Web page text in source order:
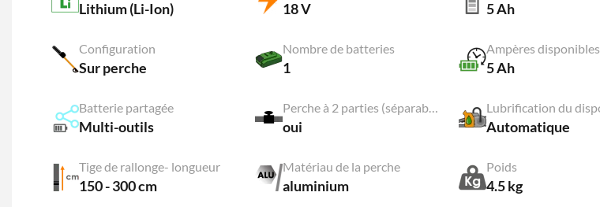
Lithium (Li-Ion) 18 V 5 Ah
Configuration
Sur perche
Nombre de batteries
1
Ampères disponibles
5 Ah
Batterie partagée
Multi-outils
Perche à 2 parties (séparables)
oui Automatique
Tige de rallonge- longueur
150 - 300 cm
Matériau de la perche
aluminium
Poids
4.5 kg